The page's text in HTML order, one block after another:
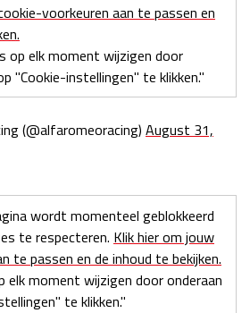
voorkeuren aan te passen en
op elk moment wijzigen door
"Cookie-instellingen" te klikken."
(@alfaromeoracing) August 31,
wordt momenteel geblokkeerd
te respecteren. Klik hier om jouw
te passen en de inhoud te bekijken.
elk moment wijzigen door onderaan
te klikken."